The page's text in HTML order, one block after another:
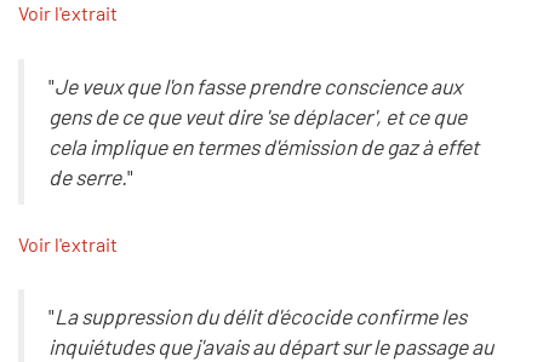
Voir l'extrait
"Je veux que l'on fasse prendre conscience aux
gens de ce que veut dire 'se déplacer', et ce que
cela implique en termes d'émission de gaz à effet
de serre."
Voir l'extrait
"La suppression du délit d'écocide confirme les
inquiétudes que j'avais au départ sur le passage au